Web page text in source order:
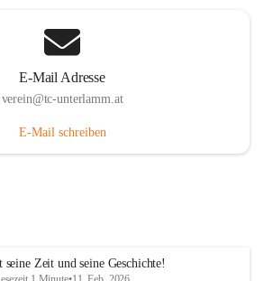
E-Mail Adresse
verein@tc-unterlamm.at
E-Mail schreiben
seine Zeit und seine Geschichte!